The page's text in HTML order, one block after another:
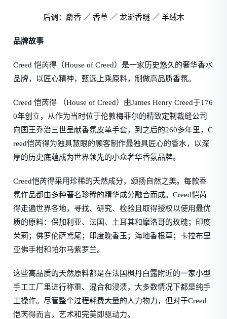
后调：麝香 ／ 香草 ／ 龙涎香醚 ／ 羊绒木
品牌故事
Creed 恺芮得（House of Creed）是一家历史悠久的奢华香水
品牌，以匠心精神，甄选上乘原料，制做高品质香氛。
Creed 恺芮得 （House of Creed）由James Henry Creed于176
0年创立，从作为当时位于伦敦梅菲尔的精致定制裁缝公司
向国王乔治三世呈献香氛皮革手套，到之后的260多年里，C
reed恺芮得为独具慧眼的顾客制作最独具匠心的香水，以深
厚的历史底蕴成为世界领先的小众奢华香氛品牌。
Creed恺芮得采用珍稀的天然成分，颂扬自然之美。每款香
氛作品都由多种著名珍稀的精华成分融合而成。Creed恺芮
得走遍世界各地，寻找、研究、检验且取得授权以使用最优
质的原料：保加利亚、法国、土耳其和摩洛哥的玫瑰；印度
茉莉；佛罗伦萨鸢尾；印度晚香玉；海地香根草；卡拉布里
亚佛手柑和帕尔马紫罗兰。
这些高品质的天然原料都是在法国枫丹白露附近的一家小型
手工工厂里进行称重、混合和浸渍，大多数情况下都是纯手
工操作。尽管整个过程耗费大量的人力物力，但对于Creed
恺芮得而言，艺术和完美即驱动力。